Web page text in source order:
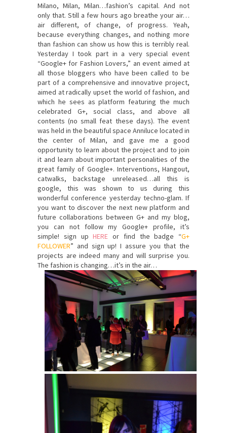
Milano, Milan, Milan…fashion’s capital. And not
only that.Still a few hours ago breathe your air…
air
different, of change, of progress.
Yeah,
because everything changes, and nothing more
than fashion can show us how this is terribly real.
Yesterday I took part in a very special event
“Google+ for Fashion Lovers,” an event aimed at
all those bloggers who have been called to be
part of a comprehensive and innovative project,
aimed atradically upset the world of fashion, and
which he sees as platform featuring the much
celebrated
G+, socialclass, and above all
contents (no small feat these days). The event
was held in the beautifulspace Anniluce located in
the center
of Milan, and gave me a
good
opportunity to learn about the project and to join
it and learn about important personalities of the
great family of Google+. Interventions, Hangout,
catwalks, backstage unreleased…all this is
google, thiswas shown to us
during this
wonderful conference yesterday techno-glam. If
you want to discover the next new platform and
future collaborations between G+ and my blog,
you can not follow my Google+ profile, it’s
simple! sign upHERE or find the badge “G+
FOLLOWER” and sign up! I assure you that the
projects are indeed many and will surprise you.
The fashion is changing…it’s in the air…